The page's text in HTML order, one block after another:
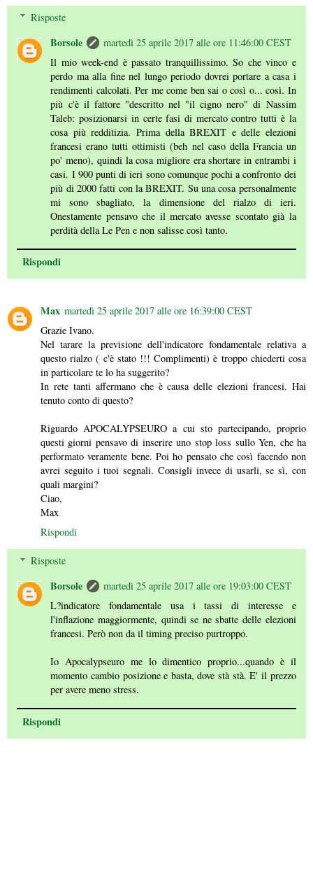
Risposte
Borsole
martedì 25 aprile 2017 alle ore 11:46:00 CEST
Il mio week-end è passato tranquillissimo. So che vinco e
perdo ma alla fine nel lungo periodo dovrei portare a casa i
rendimenti calcolati. Per me come ben sai o così o... così. In
più c'è il fattore "descritto nel "il cigno nero" di Nassim
Taleb: posizionarsi in certe fasi di mercato contro tutti è la
cosa più redditizia. Prima della BREXIT e delle elezioni
francesi erano tutti ottimisti (beh nel caso della Francia un
po' meno), quindi la cosa migliore era shortare in entrambi i
casi. I 900 punti di ieri sono comunque pochi a confronto dei
più di 2000 fatti con la BREXIT. Su una cosa personalmente
mi sono sbagliato, la dimensione del rialzo di ieri.
Onestamente pensavo che il mercato avesse scontato già la
perdità della Le Pen e non salisse così tanto.
Rispondi
Max martedì 25 aprile 2017 alle ore 16:39:00 CEST
Grazie Ivano.
Nel tarare la previsione dell'indicatore fondamentale relativa a
questo rialzo ( c'è stato !!! Complimenti) è troppo chiederti cosa
in particolare te lo ha suggerito?
In rete tanti affermano che è causa delle elezioni francesi. Hai
tenuto conto di questo?
Riguardo APOCALYPSEURO a cui sto partecipando, proprio
questi giorni pensavo di inserire uno stop loss sullo Yen, che ha
performato veramente bene. Poi ho pensato che così facendo non
avrei seguito i tuoi segnali. Consigli invece di usarli, se sì, con
quali margini?
Ciao,
Max
Rispondi
Risposte
Borsole
martedì 25 aprile 2017 alle ore 19:03:00 CEST
L?indicatore fondamentale usa i tassi di interesse e
l'inflazione maggiormente, quindi se ne sbatte delle elezioni
francesi. Però non da il timing preciso purtroppo.
Io Apocalypseuro me lo dimentico proprio...quando è il
momento cambio posizione e basta, dove stà stà. E' il prezzo
per avere meno stress.
Rispondi